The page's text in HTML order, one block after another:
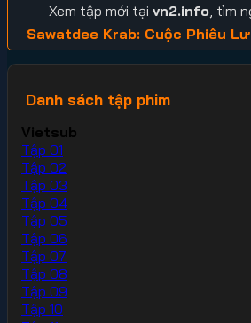
Xem tập mới tại vn2.info , tìm
Sawatdee Krab: Cuộc Phiêu
Danh sách tập phim
Vietsub
Tập 01
Tập 02
Tập 03
Tập 04
Tập 05
Tập 06
Tập 07
Tập 08
Tập 09
Tập 10